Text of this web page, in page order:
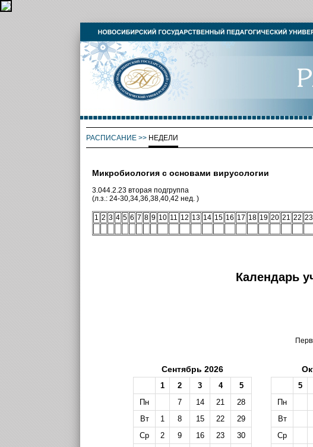
РАСПИСАНИЕ>> НЕДЕЛИ
Микробиология с основами вирусологии
3.044.2.23 вторая подгруппа
(л.з.: 24-30,34,36,38,40,42 нед. )
1 2 3 4 5 6 7 8 9 10 11 12 13 14 15 16 17 18 19 20 21 22 23
Календарь
Сентябрь 2026
1 2 3 4
5
Пн
7 14 21
28
Вт
1 8 15 22
29
Ср
2 9 16 23
30
5
Пн
Вт
Ср